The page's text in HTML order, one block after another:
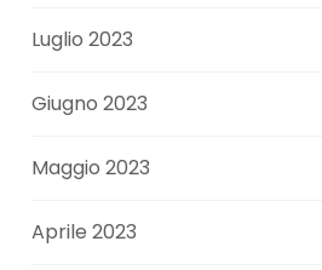
Luglio 2023
Giugno 2023
Maggio 2023
Aprile 2023